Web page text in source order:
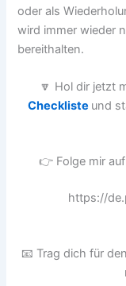
o‬der a‬ls
w‬ird i‬mmer w‬ieder
bereithalten.
🔽 Hol dir jetzt
Checkliste und
👉 Folge mir
https://
📧 Trag dich für den